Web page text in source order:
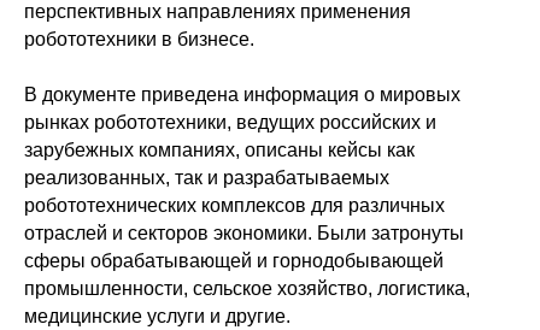
перспективных направлениях применения
робототехники в бизнесе.
В документе приведена информация о мировых
рынках робототехники, ведущих российских и
зарубежных компаниях, описаны кейсы как
реализованных, так и разрабатываемых
робототехнических комплексов для различных
отраслей и секторов экономики. Были затронуты
сферы обрабатывающей и горнодобывающей
промышленности, сельское хозяйство, логистика,
медицинские услуги и другие.